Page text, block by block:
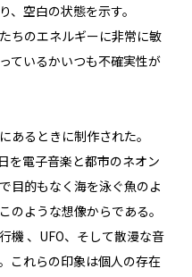
、空白の状態を示す。
ちのエネルギーに非常に敏
ているかいつも不確実性が
あるときに制作された。
を電子音楽と都市のネオン
目的もなく海を泳ぐ魚のよ
のような想像からである。
機 、UFO、そして散漫な音
これらの印象は個人の存在